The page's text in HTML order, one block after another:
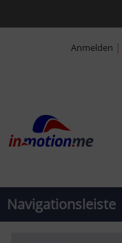
Anmelden |
Navigationsleiste